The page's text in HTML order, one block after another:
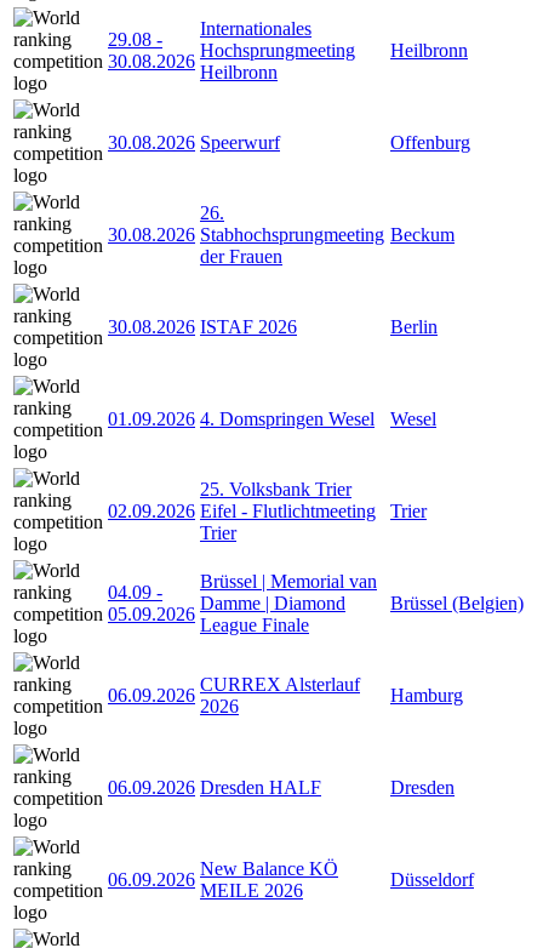
29.08 -
30.08.2026
Internationales
Hochsprungmeeting
Heilbronn
Heilbronn
30.08.2026 Speerwurf Offenburg
30.08.2026
26.
Stabhochsprungmeeting
der Frauen
Beckum
30.08.2026 ISTAF 2026 Berlin
01.09.2026 4. Domspringen Wesel Wesel
02.09.2026
25. Volksbank Trier
Eifel - Flutlichtmeeting
Trier
Trier
04.09 -
05.09.2026
Brüssel | Memorial van
Damme | Diamond
League Finale
Brüssel (Belgien)
06.09.2026
CURREX Alsterlauf
2026
Hamburg
06.09.2026 Dresden HALF Dresden
06.09.2026
New Balance KÖ
MEILE 2026
Düsseldorf